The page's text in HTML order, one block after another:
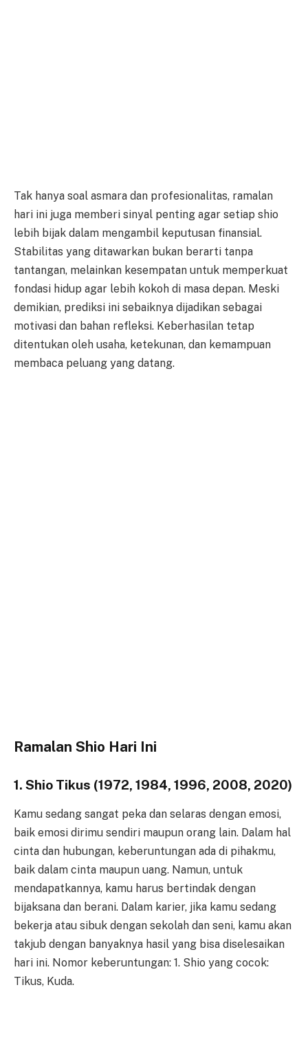
Tak hanya soal asmara dan profesionalitas, ramalan
hari ini juga memberi sinyal penting agar setiap shio
lebih bijak dalam mengambil keputusan finansial.
Stabilitas yang ditawarkan bukan berarti tanpa
tantangan, melainkan kesempatan untuk memperkuat
fondasi hidup agar lebih kokoh di masa depan. Meski
demikian, prediksi ini sebaiknya dijadikan sebagai
motivasi dan bahan refleksi. Keberhasilan tetap
ditentukan oleh usaha, ketekunan, dan kemampuan
membaca peluang yang datang.
Ramalan Shio Hari Ini
1. Shio Tikus (1972, 1984, 1996, 2008, 2020)
Kamu sedang sangat peka dan selaras dengan emosi,
baik emosi dirimu sendiri maupun orang lain. Dalam hal
cinta dan hubungan, keberuntungan ada di pihakmu,
baik dalam cinta maupun uang. Namun, untuk
mendapatkannya, kamu harus bertindak dengan
bijaksana dan berani. Dalam karier, jika kamu sedang
bekerja atau sibuk dengan sekolah dan seni, kamu akan
takjub dengan banyaknya hasil yang bisa diselesaikan
hari ini. Nomor keberuntungan: 1. Shio yang cocok:
Tikus, Kuda.